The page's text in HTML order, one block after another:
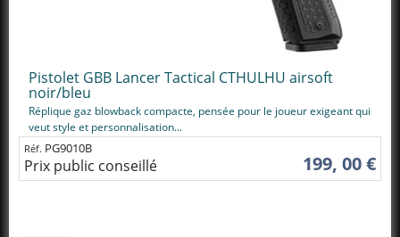
Pistolet GBB Lancer Tactical CTHULHU airsoft
noir/bleu
Réplique gaz blowback compacte, pensée pour le joueur exigeant qui
veut style et personnalisation...
Réf. PG9010B
Prix public conseillé 199, 00 €